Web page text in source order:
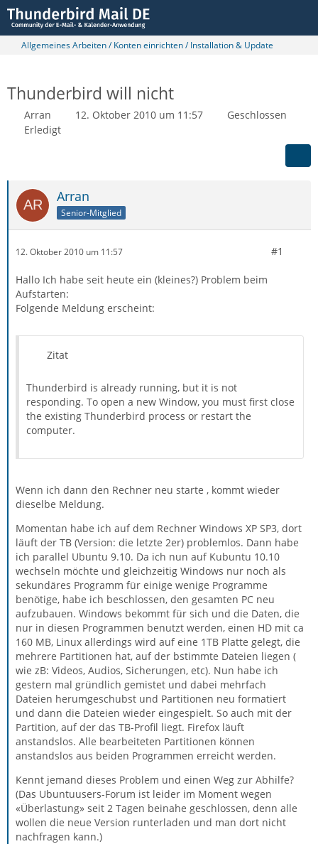
Allgemeines Arbeiten / Konten einrichten / Installation & Update
Thunderbird will nicht
Arran 12. Oktober 2010 um 11:57
Geschlossen
Erledigt
Arran
Senior-Mitglied
12. Oktober 2010 um 11:57 #1
Hallo Ich habe seit heute ein (kleines?) Problem beim
Aufstarten:
Folgende Meldung erscheint:
Zitat
Thunderbird is already running, but it is not
responding. To open a new Window, you must first close
the existing Thunderbird process or restart the
computer.
Wenn ich dann den Rechner neu starte , kommt wieder
dieselbe Meldung.
Momentan habe ich auf dem Rechner Windows XP SP3, dort
läuft der TB (Version: die letzte 2er) problemlos. Dann habe
ich parallel Ubuntu 9.10. Da ich nun auf Kubuntu 10.10
wechseln möchte und gleichzeitig Windows nur noch als
sekundäres Programm für einige wenige Programme
benötige, habe ich beschlossen, den gesamten PC neu
aufzubauen. Windows bekommt für sich und die Daten, die
nur in diesen Programmen benutzt werden, einen HD mit ca
160 MB, Linux allerdings wird auf eine 1TB Platte gelegt, die
mehrere Partitionen hat, auf der bstimmte Dateien liegen (
wie zB: Videos, Audios, Sicherungen, etc). Nun habe ich
gestern mal gründlich gemistet und dabei mehrfach
Dateien herumgeschubst und Partitionen neu formatiert
und dann die Dateien wieder eingespielt. So auch mit der
Partition, auf der das TB-Profil liegt. Firefox läuft
anstandslos. Alle bearbeiteten Partitionen können
anstandslos aus beiden Programmen erreicht werden.
Kennt jemand dieses Problem und einen Weg zur Abhilfe?
(Das Ubuntuusers-Forum ist leider im Moment wegen
«Überlastung» seit 2 Tagen beinahe geschlossen, denn alle
wollen die neue Version runterladen und man dort nicht
nachfragen kann.)